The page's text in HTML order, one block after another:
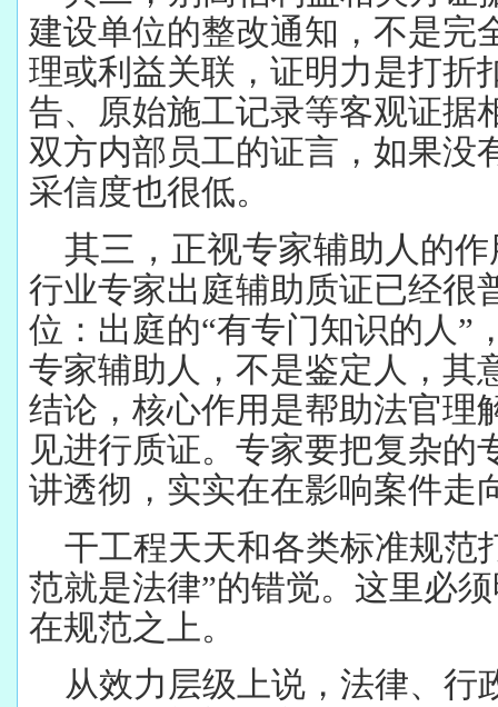
建设单位的整改通知，不是完
理或利益关联，证明力是打折
告、原始施工记录等客观证据
双方内部员工的证言，如果没
采信度也很低。
其三，正视专家辅助人 的
行业专家出庭辅助质证已经很
位：出庭的“有专门知识的人”
专家辅助人，不是鉴定人，其
结论，核心作用是帮助法官理
见进行质证。专家要把复杂的
讲透彻，实实在在影响案件走
干工程天天和各类标准规范
范就是法律”的错觉。这里必
在规范之上。
从效力层级上说，法律、行